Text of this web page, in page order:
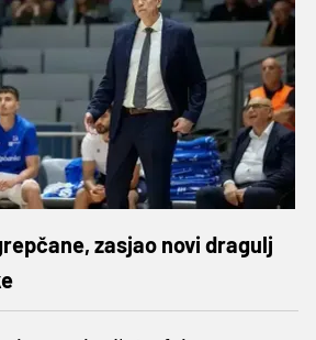
zasjao novi dragulj